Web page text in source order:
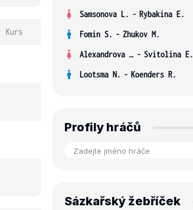
Kurs
Samsonova L. - Rybakina E.
Fomin S. - Zhukov M.
Alexandrova E. - Svitolina E.
Lootsma N. - Koenders R.
Profily hráčů
Sázkařský žebříček